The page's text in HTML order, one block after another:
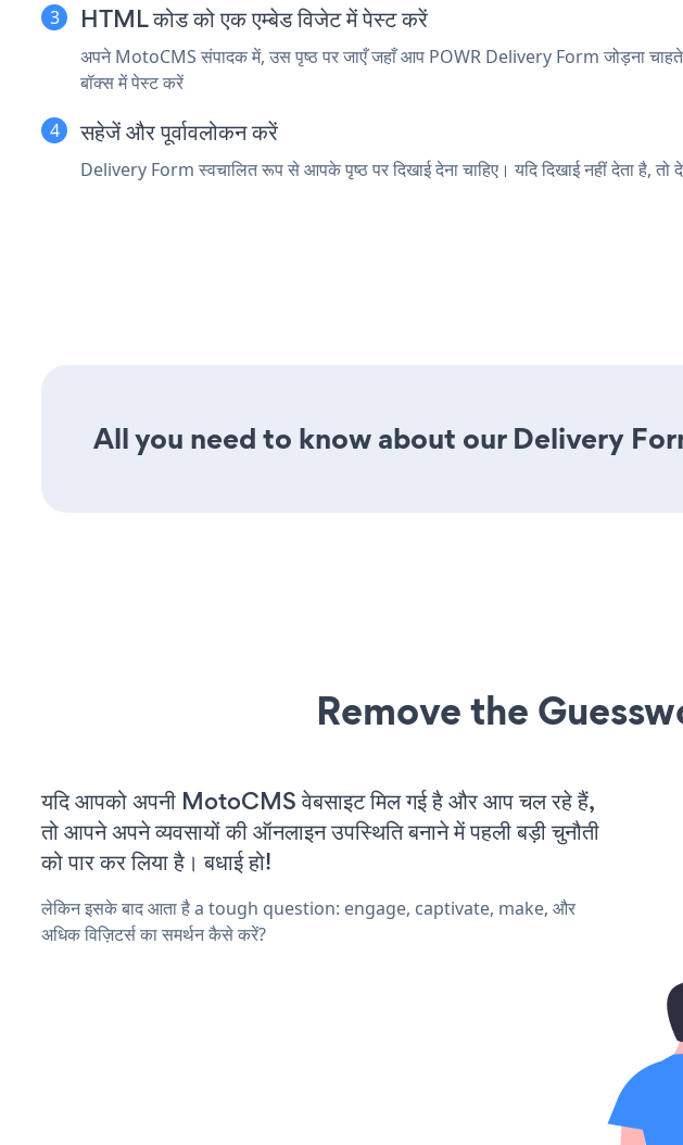
HTML कोड को एक एम्बेड विजेट में पेस्ट करें
अपने MotoCMS संपादक में, उस पृष्ठ पर जाएँ जहाँ आप POWR Delivery Form जोड़ना
बॉक्स में पेस्ट करें
सहेजें और पूर्वावलोकन करें
Delivery Form स्वचालित रूप से आपके पृष्ठ पर दिखाई देना चाहिए। यदि दिखाई नहीं देता है,
All you need to know about our Delivery
Remove the
यदि आपको अपनी MotoCMS वेबसाइट मिल गई है और आप चल रहे हैं,
तो आपने अपने व्यवसायों की ऑनलाइन उपस्थिति बनाने में पहली बड़ी चुनौती
को पार कर लिया है। बधाई हो!
लेकिन इसके बाद आता है a tough question: engage, captivate, make, और
अधिक विज़िटर्स का समर्थन कैसे करें?